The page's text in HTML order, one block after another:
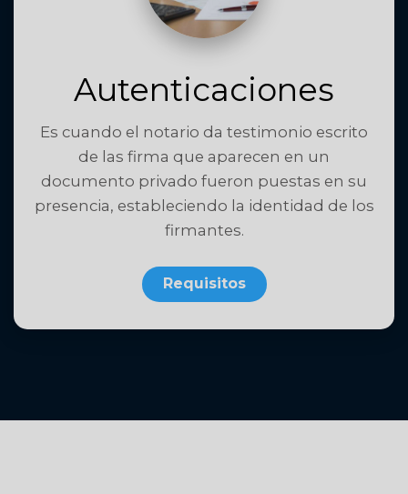
Autenticaciones
Es cuando el notario da testimonio escrito
de las firma que aparecen en un
documento privado fueron puestas en su
presencia, estableciendo la identidad de los
firmantes.
Requisitos